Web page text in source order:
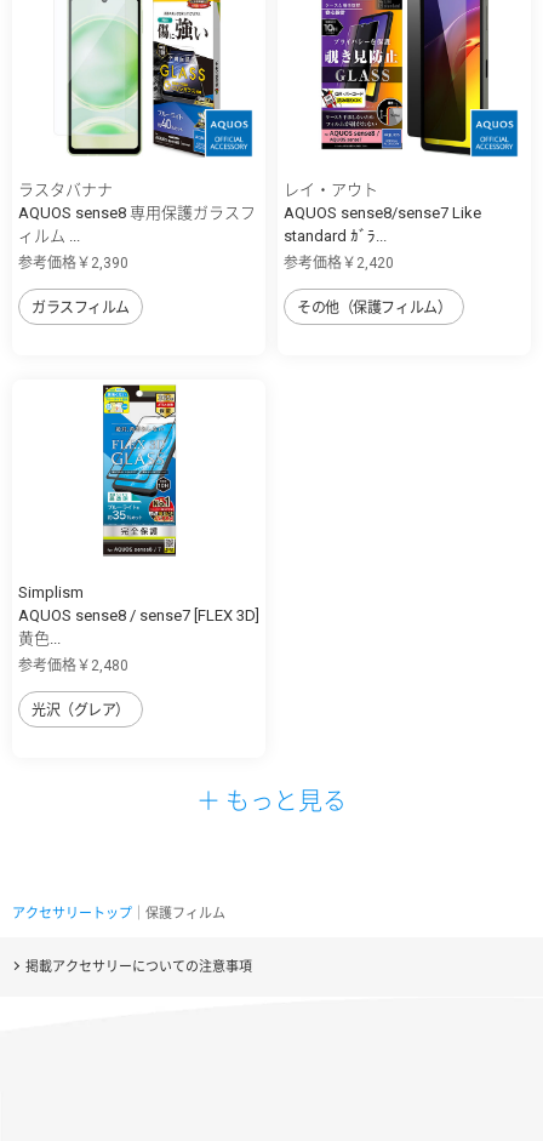
ラスタバナナ
AQUOS sense8 専用保護ガラスフ
ィルム ...
参考価格￥2,390
ガラスフィルム
レイ・アウト
AQUOS sense8/sense7 Like
standard ｶﾞﾗ...
参考価格￥2,420
その他（保護フィルム）
Simplism
AQUOS sense8 / sense7 [FLEX 3D]
黄色...
参考価格￥2,480
光沢（グレア）
＋ もっと見る
アクセサリートップ ｜保護フィルム
掲載アクセサリーについての注意事項